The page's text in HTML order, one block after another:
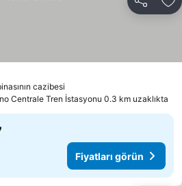
Paylaş
cazibesi
Centrale Tren İstasyonu 0.3 km uzaklıkta
Fiyatları görün